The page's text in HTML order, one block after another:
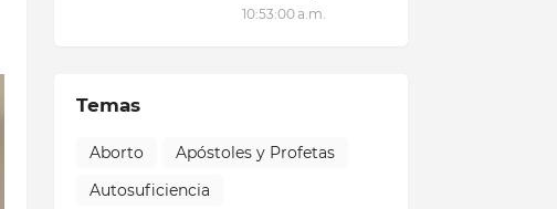
10:53:00 a.m.
Temas
Aborto
Apóstoles y Profetas
Autosuficiencia